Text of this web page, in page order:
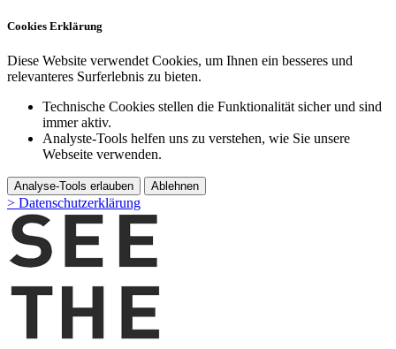
Cookies Erklärung
Diese Website verwendet Cookies, um Ihnen ein besseres und
relevanteres Surferlebnis zu bieten.
Technische Cookies stellen die Funktionalität sicher und sind
immer aktiv.
Analyste-Tools helfen uns zu verstehen, wie Sie unsere
Webseite verwenden.
Analyse-Tools erlauben Ablehnen
> Datenschutzerklärung